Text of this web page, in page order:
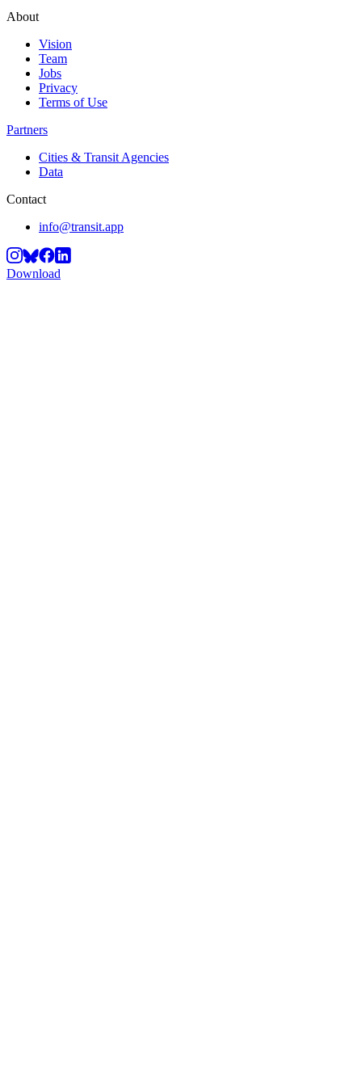
About
Vision
Team
Jobs
Privacy
Terms of Use
Partners
Cities & Transit Agencies
Data
Contact
info@transit.app
Download